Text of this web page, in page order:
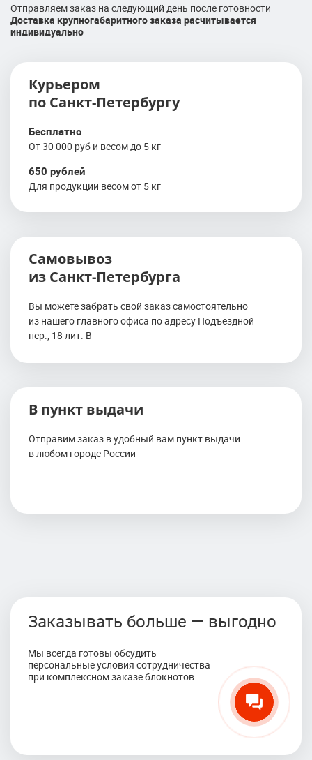
Отправляем заказ на следующий день после готовности
Доставка крупногабаритного заказа расчитывается
индивидуально
Курьером
по Санкт-Петербургу
Бесплатно
От 30 000 руб и весом до 5 кг
650 рублей
Для продукции весом от 5 кг
Самовывоз
из Санкт-Петербурга
Вы можете забрать свой заказ самостоятельно
из нашего главного офиса по адресу Подъездной
пер., 18 лит. В
В пункт выдачи
Отправим заказ в удобный вам пункт выдачи
в любом городе России
Заказывать больше — выгодно
Мы всегда готовы обсудить
персональные условия сотрудничества
при комплексном заказе блокнотов.